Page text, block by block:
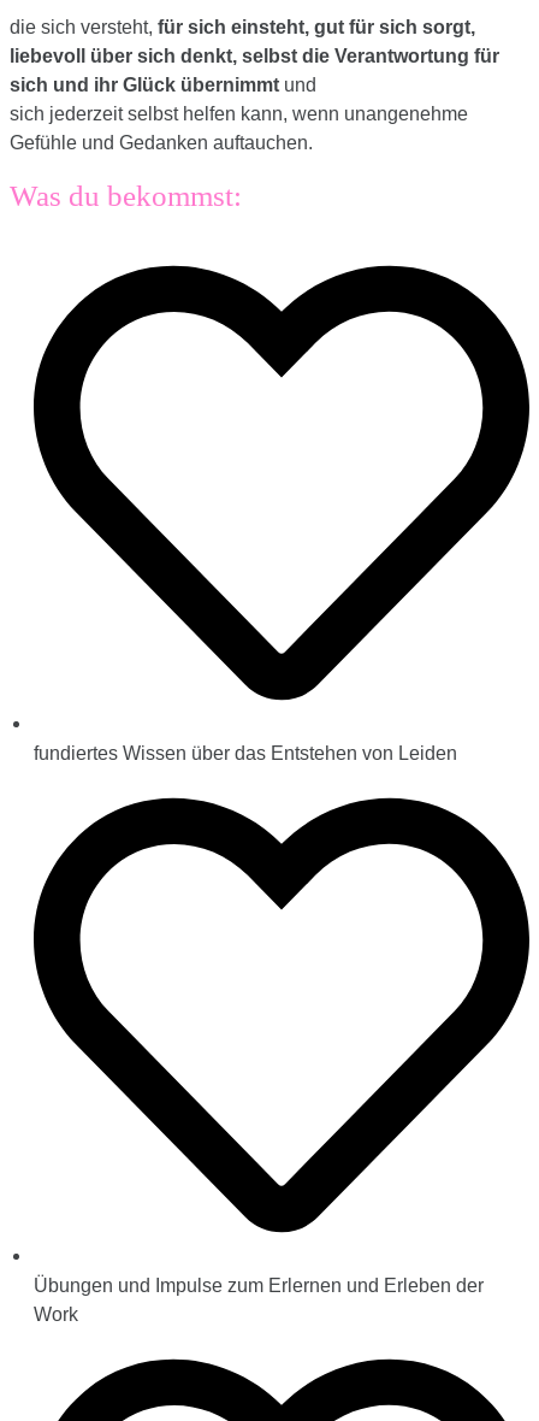
die sich versteht, für sich einsteht, gut für sich sorgt,
liebevoll über sich denkt, selbst die Verantwortung für
sich und ihr Glück übernimmt und
sich jederzeit selbst helfen kann, wenn unangenehme
Gefühle und Gedanken auftauchen.
Was du bekommst:
fundiertes Wissen über das Entstehen von Leiden
Übungen und Impulse zum Erlernen und Erleben der
Work